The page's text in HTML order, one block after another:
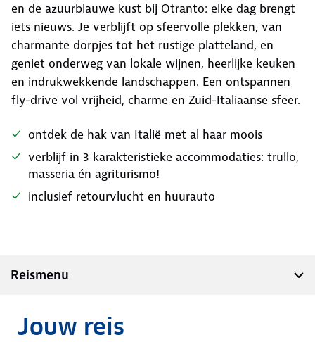
en de azuurblauwe kust bij Otranto: elke dag brengt
iets nieuws. Je verblijft op sfeervolle plekken, van
charmante dorpjes tot het rustige platteland, en
geniet onderweg van lokale wijnen, heerlijke keuken
en indrukwekkende landschappen. Een ontspannen
fly-drive vol vrijheid, charme en Zuid-Italiaanse sfeer.
ontdek de hak van Italië met al haar moois
verblijf in 3 karakteristieke accommodaties: trullo,
masseria én agriturismo!
inclusief retourvlucht en huurauto
Reismenu
Jouw reis